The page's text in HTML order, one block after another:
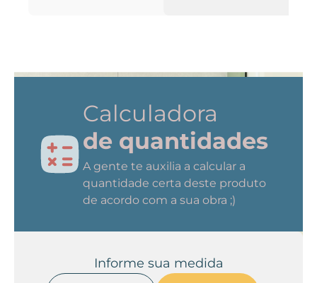
Calculadora
de quantidades
A gente te auxilia a calcular a
quantidade certa deste produto
de acordo com a sua obra ;)
Informe sua medida